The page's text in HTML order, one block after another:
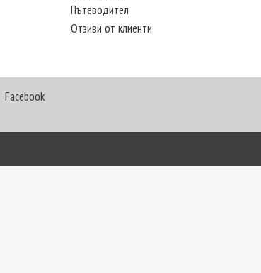
Пътеводител
Отзиви от клиенти
Facebook